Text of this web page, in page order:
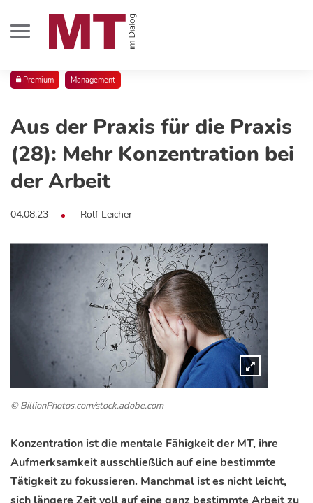
Premium Management
Aus der Praxis für die Praxis
(28): Mehr Konzentration bei
der Arbeit
04.08.23 Rolf Leicher
© BillionPhotos.com/stock.adobe.com
Konzentration ist die mentale Fähigkeit der MT, ihre
Aufmerksamkeit ausschließlich auf eine bestimmte
Tätigkeit zu fokussieren. Manchmal ist es nicht leicht,